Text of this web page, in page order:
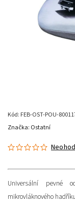
Kód: FEB-OST-POU-
Universální pevné
mikrovláknového
Značka: Ostatní